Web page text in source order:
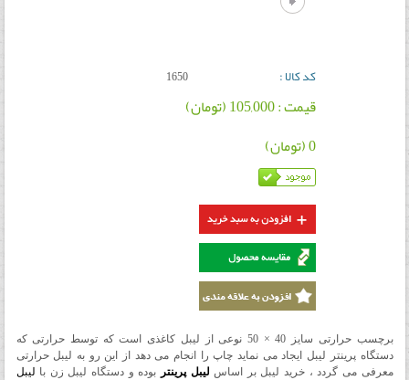
کد کالا : 1650
قیمت : 105,000 (تومان)
0 (تومان)
برچسب حرارتی سایز 40 × 50 نوعی از لیبل کاغذی است که توسط حرارتی که
دستگاه پرینتر لیبل ایجاد می نماید چاپ را انجام می دهد از این رو به لیبل حرارتی
معرفی می گردد ، خرید لیبل بر اساس لیبل پرینتر بوده و دستگاه لیبل زن با لیبل